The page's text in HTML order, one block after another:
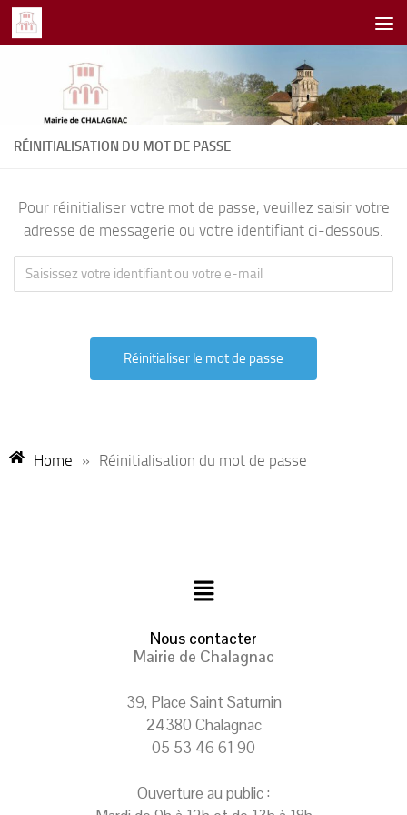
Skip to content
RÉINITIALISATION DU MOT DE PASSE
Pour réinitialiser votre mot de passe, veuillez saisir votre
adresse de messagerie ou votre identifiant ci-dessous.
Home » Réinitialisation du mot de passe
Nous contacter
Mairie de Chalagnac
39, Place Saint Saturnin
24380 Chalagnac
05 53 46 61 90
Ouverture au public :